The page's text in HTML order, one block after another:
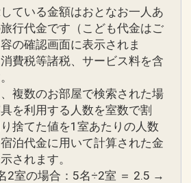
方は滞在中駐車場代金不
つき１台まで ／ 通常１日
方は滞在中夕食１回付
）
食・洋食・ＢＢＱからお
す。（和食・洋食・ＢＢ
）
早期申込割引は適用され
併用はできません。
ご旅行代金は、カレンダ
ただいた後表示される
確認画面」でご確認くだ
！
ラルウォーターをご用意
している金額はおとなお一人あ
行代金です（こども代金はご
の確認画面に表示されま
費税等諸税、サービス料を含
複数のお部屋で検索された場
を利用する人数を室数で割
捨てた値を1室あたりの人数
泊代金に用いて計算された金
されます。
2室の場合：5名÷2室 ＝ 2.5 →